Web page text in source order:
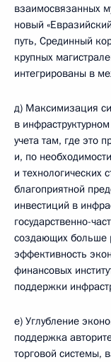
взаимосвязанных
новый
путь, Срединный
крупных
интегрированы в
д) Максимизация
в
учета там, где это
и, по
и технологических
благоприятной
инвестиций в
государственно-
создающих больше
эффективность
финансовых
поддержки
е) Углубление
поддержка
торговой системы,